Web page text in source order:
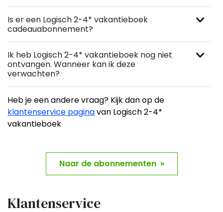
Is er een Logisch 2-4* vakantieboek
cadeauabonnement?
Ik heb Logisch 2-4* vakantieboek nog niet
ontvangen. Wanneer kan ik deze
verwachten?
Heb je een andere vraag? Kijk dan op de
klantenservice paginavan Logisch 2-4*
vakantieboek
Naar de abonnementen »
Klantenservice